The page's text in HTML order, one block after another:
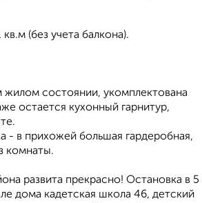
(без учета балкона).
жилом состоянии, укомплектована
остается кухонный гарнитур,
- в прихожей большая гардеробная,
комнаты.
развита прекрасно! Остановка в 5
дома кадетская школа 46, детский